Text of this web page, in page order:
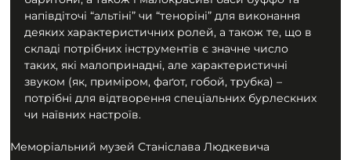
напівдіточі “альтіні” чи “теноріні” для виконання
деяких характеристичних ролей, а також те, що в
складі потрібних інструментів є значне число
таких, які малопринадні, але характеристичні
звуком (як, приміром, фаґот, гобой, трубка) –
потрібні для відтворення спеціальних бурлескних
чи наївних настроїв.
Меморіальний музей Станіслава Людкевича